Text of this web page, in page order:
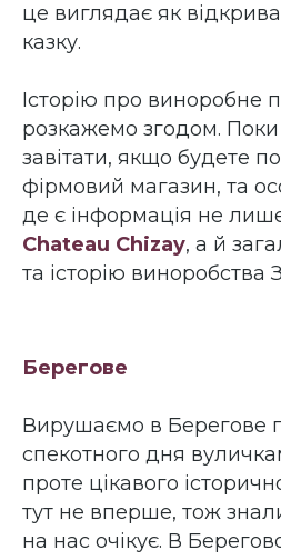
це виглядає як
казку.
Історію про виноробне
розкажемо згодом.
завітати, якщо будете
фірмовий магазин, та
де є інформація не
Chateau Chizay, а й
та історію виноробства
Берегове
Вирушаємо в Берегове
спекотного дня
проте цікавого
тут не вперше, тож
на нас очікує. В